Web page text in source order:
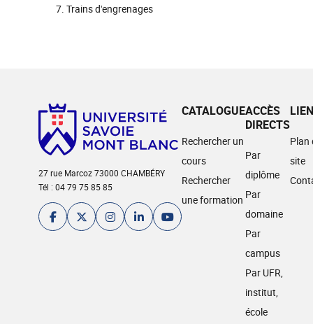
Trains d'engrenages
27 rue Marcoz 73000 CHAMBÉRY
Tél : 04 79 75 85 85
CATALOGUE
Rechercher un
cours
Rechercher
une formation
ACCÈS
DIRECTS
Par
diplôme
Par
domaine
Par
campus
Par UFR,
institut,
école
Plan
site